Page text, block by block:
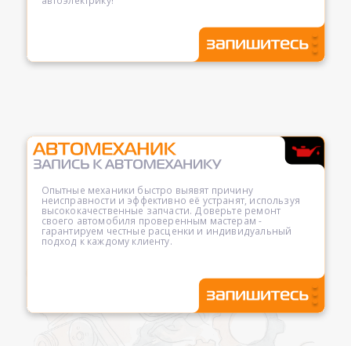
Опытные механики быстро выявят причину
неисправности и эффективно её устранят, используя
высококачественные запчасти. Доверьте ремонт
своего автомобиля проверенным мастерам -
гарантируем честные расценки и индивидуальный
подход к каждому клиенту.